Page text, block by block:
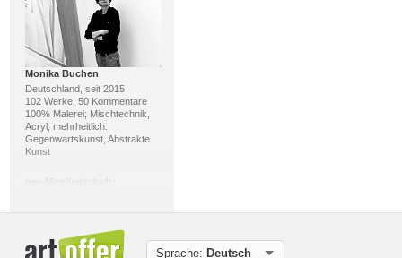
Monika Buchen
Deutschland, seit 2015
102 Werke, 50 Kommentare
100% Malerei; Mischtechnik,
Acryl; mehrheitlich:
Gegenwartskunst, Abstrakte
Kunst
Sprache: Deutsch